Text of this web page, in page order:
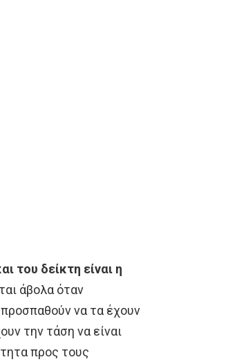
του δείκτη είναι η
άβολα όταν
να τα έχουν
την τάση να είναι
προς τους